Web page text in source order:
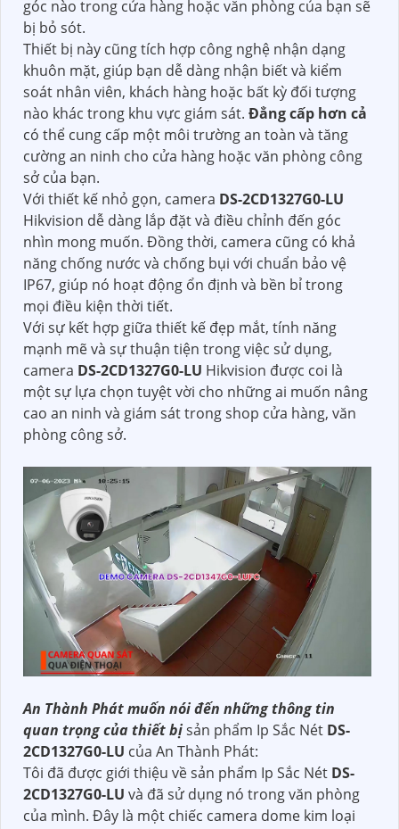
góc nào trong cửa hàng hoặc văn phòng của bạn sẽ
bị bỏ sót.
Thiết bị này cũng tích hợp công nghệ nhận dạng
khuôn mặt, giúp bạn dễ dàng nhận biết và kiểm
soát nhân viên, khách hàng hoặc bất kỳ đối tượng
nào khác trong khu vực giám sát. Đẳng cấp hơn cả
có thể cung cấp một môi trường an toàn và tăng
cường an ninh cho cửa hàng hoặc văn phòng công
sở của bạn.
Với thiết kế nhỏ gọn, camera DS-2CD1327G0-LU
Hikvision dễ dàng lắp đặt và điều chỉnh đến góc
nhìn mong muốn. Đồng thời, camera cũng có khả
năng chống nước và chống bụi với chuẩn bảo vệ
IP67, giúp nó hoạt động ổn định và bền bỉ trong
mọi điều kiện thời tiết.
Với sự kết hợp giữa thiết kế đẹp mắt, tính năng
mạnh mẽ và sự thuận tiện trong việc sử dụng,
camera DS-2CD1327G0-LU Hikvision được coi là
một sự lựa chọn tuyệt vời cho những ai muốn nâng
cao an ninh và giám sát trong shop cửa hàng, văn
phòng công sở.
An Thành Phát muốn nói đến những thông tin
quan trọng của thiết bịsản phẩm Ip Sắc Nét DS-
2CD1327G0-LU của An Thành Phát:
Tôi đã được giới thiệu về sản phẩm Ip Sắc Nét DS-
2CD1327G0-LU và đã sử dụng nó trong văn phòng
của mình. Đây là một chiếc camera dome kim loại